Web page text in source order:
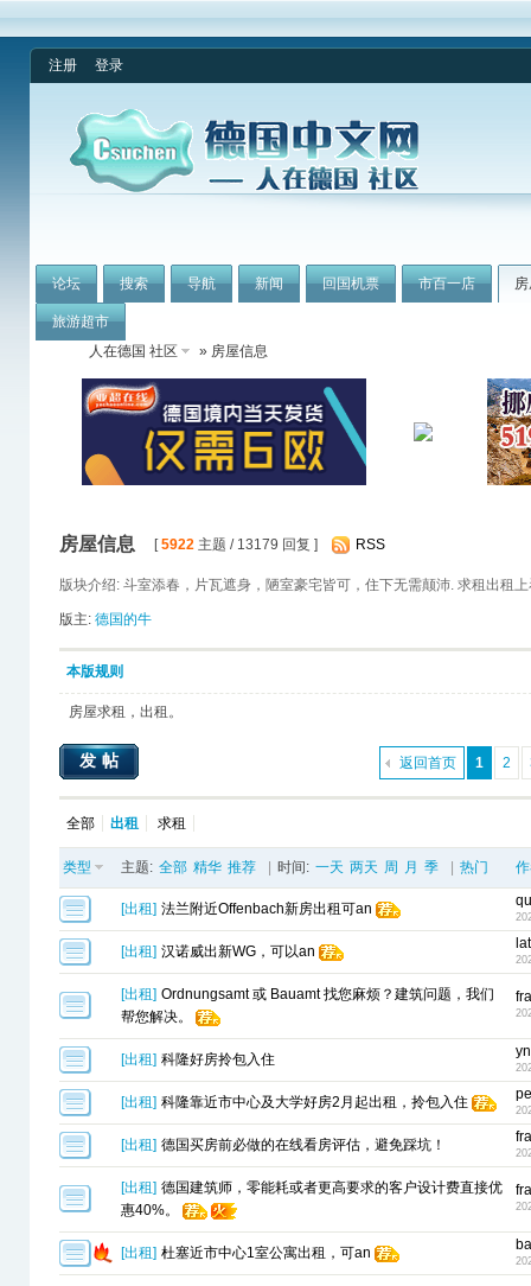
注册 登录
论坛 搜索 导航 新闻 回国机票 市百一店
旅游超市
人在德国 社区
» 房屋信息
房屋信息 [5922 主题 / 13179 回复 ] RSS
版块介绍: 斗室添春，片瓦遮身，陋室豪宅皆可，住下无需颠沛. 求租出租
版主: 德国的牛
本版规则
房屋求租，出租。
1 2
返回首页
发帖
全部 出租 求租
类型 主题: 全部 精华 推荐 时间: 一天 两天 周 月 季 热门
[出租] 法兰附近Offenbach新房出租可an
[出租] 汉诺威出新WG，可以an
[出租] Ordnungsamt 或 Bauamt 找您麻烦？建筑问题，我们
帮您解决。
[出租] 科隆好房拎包入住
[出租] 科隆靠近市中心及大学好房2月起出租，拎包入住
[出租] 德国买房前必做的在线看房评估，避免踩坑！
[出租] 德国建筑师，零能耗或者更高要求的客户设计费直接优
惠40%。
[出租] 杜塞近市中心1室公寓出租，可an